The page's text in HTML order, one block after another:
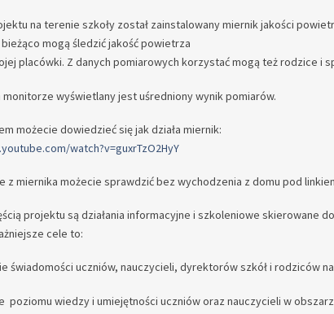
na terenie szkoły został zainstalowany miernik jakości
mogą śledzić jakość powietrza
placówki. Z danych pomiarowych korzystać mogą też rodzice i
monitorze wyświetlany jest uśredniony wynik pomiarów.
możecie dowiedzieć się jak działa miernik:
watch?v=guxrTzO2HyY
z miernika możecie sprawdzić bez wychodzenia z domu pod
projektu są działania informacyjne i szkoleniowe skierowane
cele to:
świadomości uczniów, nauczycieli, dyrektorów szkół i rodziców
poziomu wiedzy i umiejętności uczniów oraz nauczycieli w